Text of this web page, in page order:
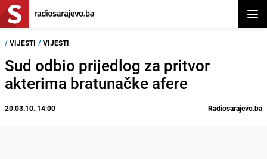
/ VIJESTI / VIJESTI
Sud odbio prijedlog za pritvor
akterima bratunačke afere
20.03.10. 14:00 Radiosarajevo.ba